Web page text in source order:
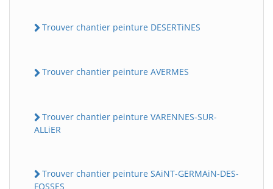
Trouver chantier peinture DESERTiNES
Trouver chantier peinture AVERMES
Trouver chantier peinture VARENNES-SUR-
ALLiER
Trouver chantier peinture SAiNT-GERMAiN-DES-
FOSSES